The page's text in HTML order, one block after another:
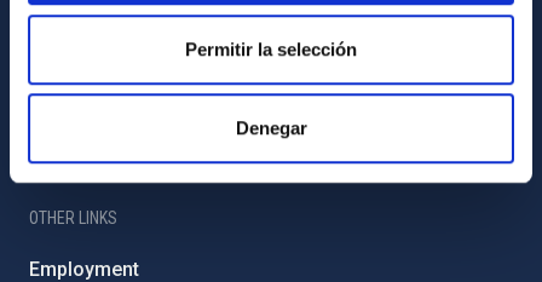
Permitir la selección
Denegar
Accessibility
OTHER LINKS
Employment